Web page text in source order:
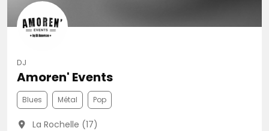
DJ
Amoren' Events
Blues Métal Pop
La Rochelle (17)